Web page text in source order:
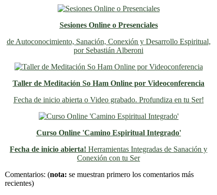
Sesiones Online o Presenciales
de Autoconocimiento, Sanación, Conexión y Desarrollo Espiritual,
por Sebastián Alberoni
Taller de Meditación So Ham Online por Videoconferencia
Fecha de inicio abierta o Video grabado. Profundiza en tu Ser!
Curso Online 'Camino Espiritual Integrado'
Fecha de inicio abierta! Herramientas Integradas de Sanación y
Conexión con tu Ser
Previo
Siguiente
Comentarios: (nota: se muestran primero los comentarios más
recientes)